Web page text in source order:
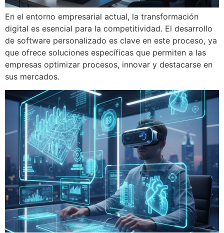
En el entorno empresarial actual, la transformación
digital es esencial para la competitividad. El desarrollo
de software personalizado es clave en este proceso, ya
que ofrece soluciones específicas que permiten a las
empresas optimizar procesos, innovar y destacarse en
sus mercados.